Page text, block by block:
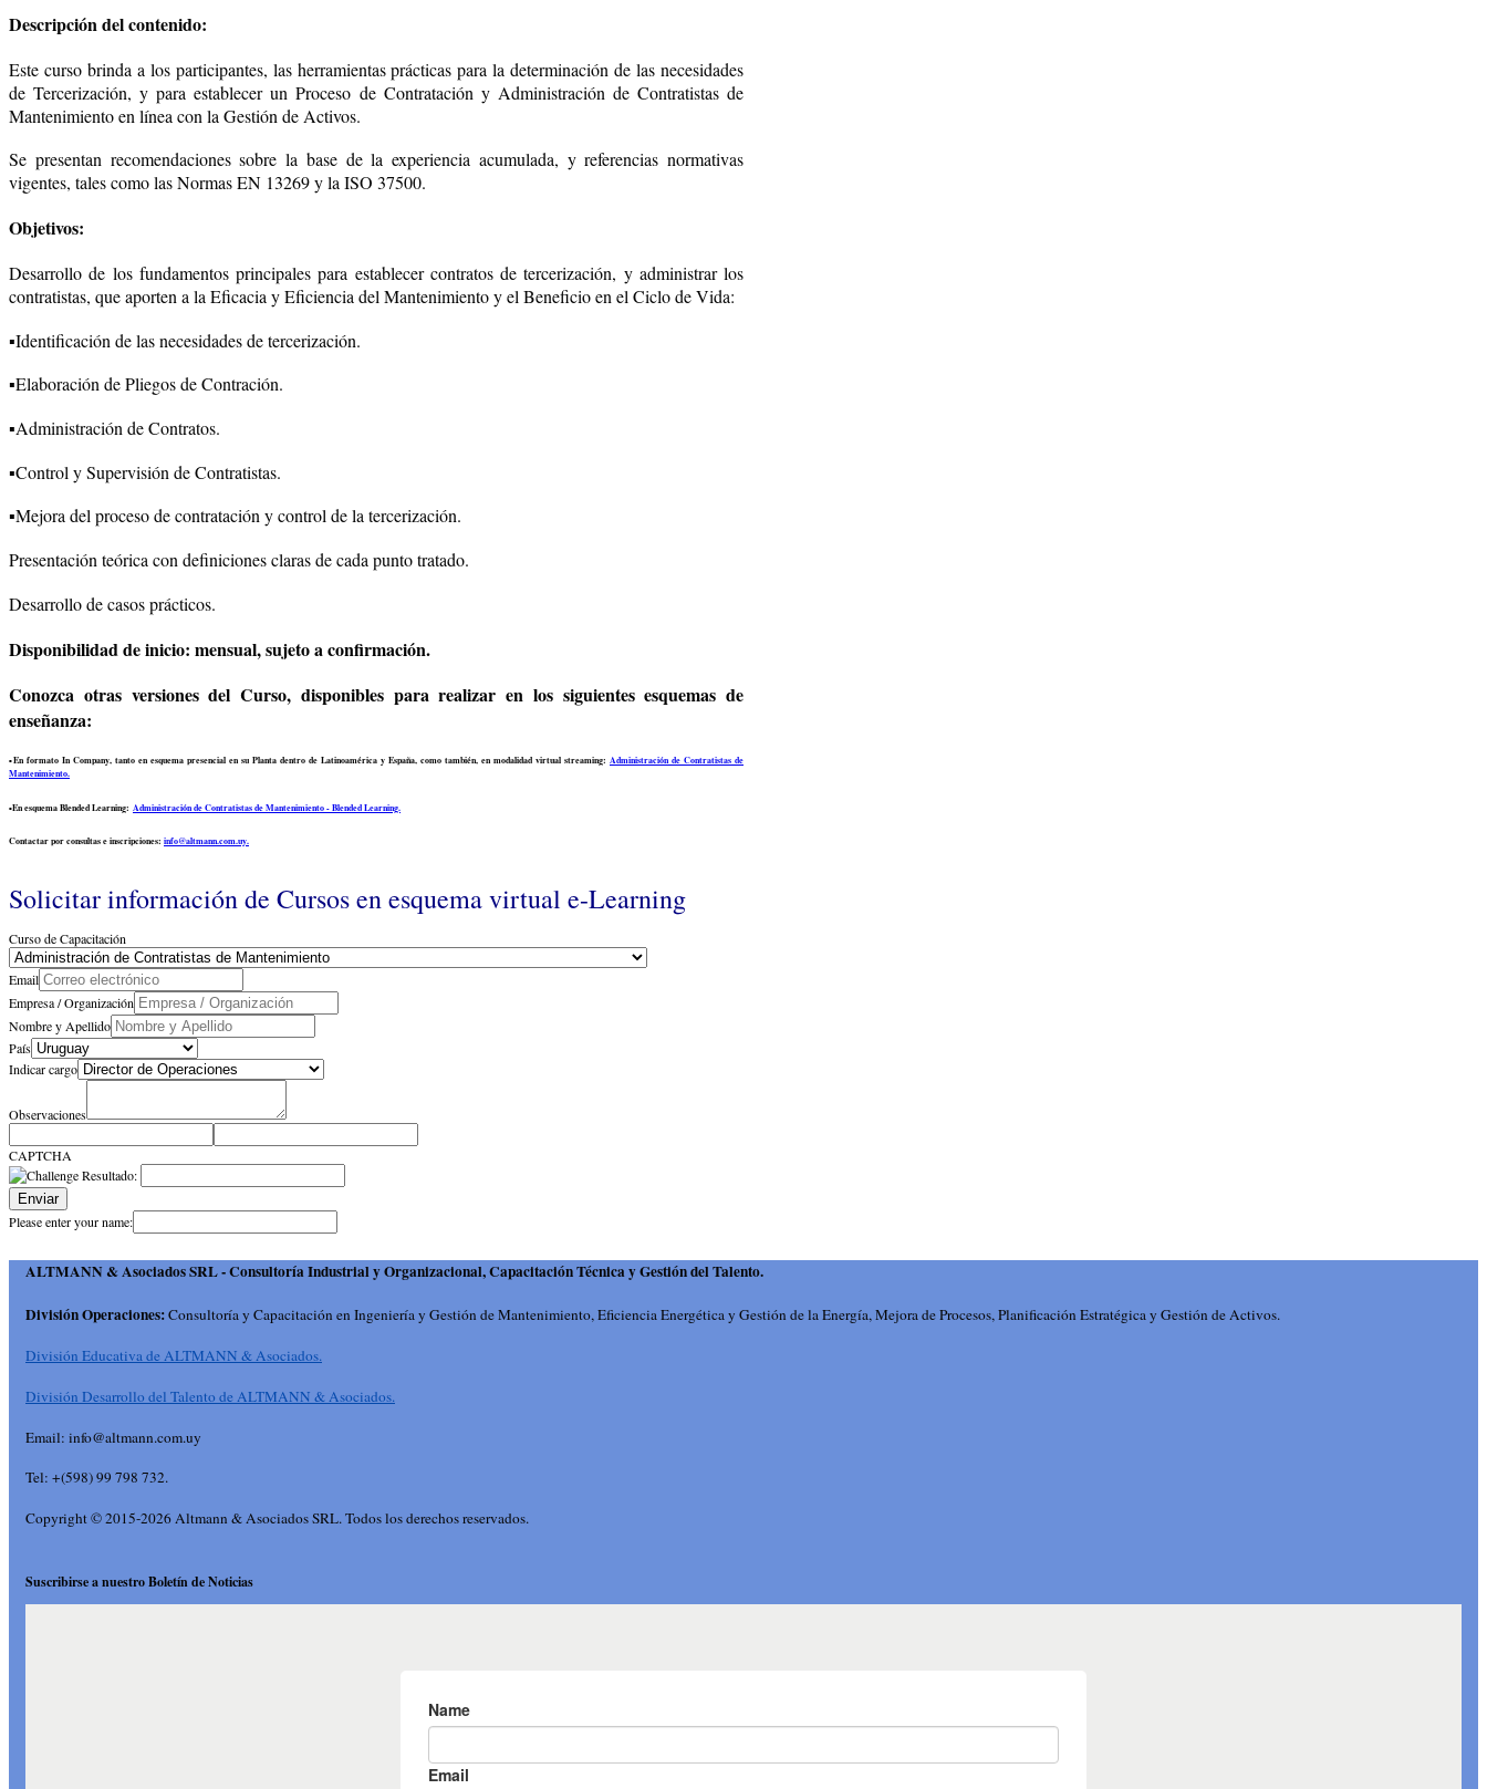
Descripción del contenido:
Este curso brinda a los participantes, las herramientas prácticas para la determinación de las necesidades
de Tercerización, y para establecer un Proceso de Contratación y Administración de Contratistas de
Mantenimiento en línea con la Gestión de Activos.
Se presentan recomendaciones sobre la base de la experiencia acumulada, y referencias normativas
vigentes, tales como las Normas EN 13269 y la ISO 37500.
Objetivos:
Desarrollo de los fundamentos principales para establecer contratos de tercerización, y administrar los
contratistas, que aporten a la Eficacia y Eficiencia del Mantenimiento y el Beneficio en el Ciclo de Vida:
▪️Identificación de las necesidades de tercerización.
▪️Elaboración de Pliegos de Contración.
▪️Administración de Contratos.
▪️Control y Supervisión de Contratistas.
▪️Mejora del proceso de contratación y control de la tercerización.
Presentación teórica con definiciones claras de cada punto tratado.
Desarrollo de casos prácticos.
Disponibilidad de inicio: mensual, sujeto a confirmación.
Conozca otras versiones del Curso, disponibles para realizar en los siguientes esquemas de
enseñanza:
▪️En formato In Company, tanto en esquema presencial en su Planta dentro de Latinoamérica y España, como también, en modalidad virtual streaming: Administración de Contratistas de
Mantenimiento.
▪️En esquema Blended Learning: Administración de Contratistas de Mantenimiento - Blended Learning.
Contactar por consultas e inscripciones: info@altmann.com.uy.
Solicitar información de Cursos en esquema virtual e-Learning
Curso de Capacitación
Email
Empresa / Organización
Nombre y Apellido
País
Indicar cargo
Observaciones
CAPTCHA
Resultado:
Enviar
Please enter your name:
ALTMANN & Asociados SRL - Consultoría Industrial y Organizacional, Capacitación Técnica y Gestión del Talento.
División Operaciones:Consultoría y Capacitación en Ingeniería y Gestión de Mantenimiento, Eficiencia Energética y Gestión de la Energía, Mejora de Procesos, Planificación Estratégica y Gestión de Activos.
División Educativa de ALTMANN & Asociados.
División Desarrollo del Talento de ALTMANN & Asociados.
Email: info@altmann.com.uy
Tel: +(598) 99 798 732.
Copyright © 2015-2026 Altmann & Asociados SRL. Todos los derechos reservados.
Suscribirse a nuestro Boletín de Noticias